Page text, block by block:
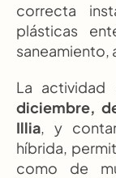
correcta
plásticas
saneamiento,
La actividad
diciembre,
Illia, y
híbrida,
como de